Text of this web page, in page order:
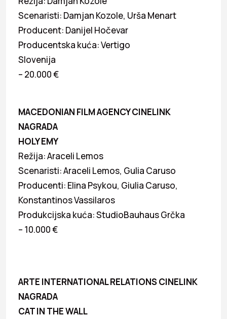
Scenaristi: Damjan Kozole, Urša Menart
Producent: Danijel Hočevar
Producentska kuća: Vertigo
Slovenija
– 20.000 €
MACEDONIAN FILM AGENCY CINELINK
NAGRADA
HOLY EMY
Režija: Araceli Lemos
Scenaristi: Araceli Lemos, Gulia Caruso
Producenti: Elina Psykou, Giulia Caruso,
Konstantinos Vassilaros
Produkcijska kuća: StudioBauhaus Grčka
– 10.000 €
ARTE INTERNATIONAL RELATIONS CINELINK
NAGRADA
CAT IN THE WALL